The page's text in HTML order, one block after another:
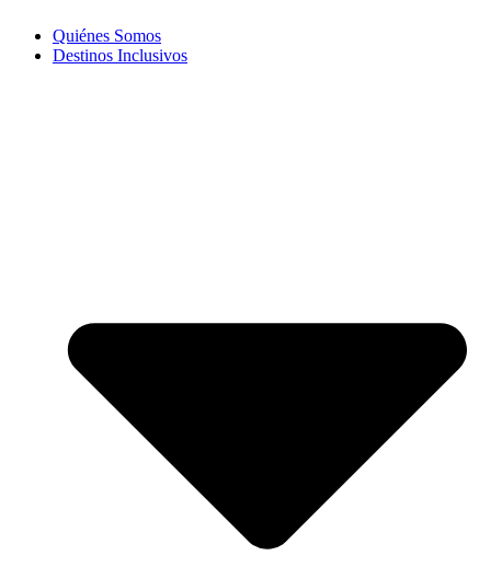
Quiénes Somos
Destinos Inclusivos